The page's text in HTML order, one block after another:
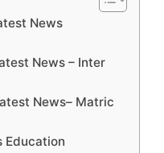
News
News – Inter
News– Matric
Education